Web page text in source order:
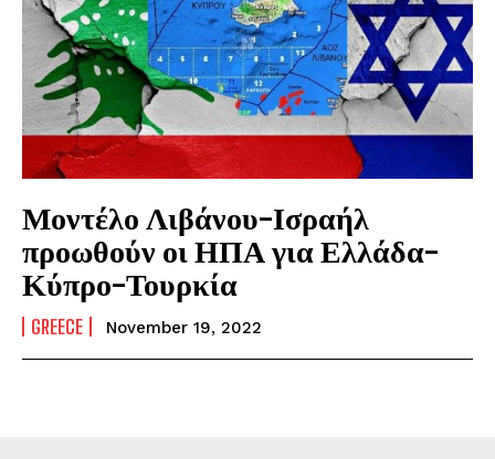
Μοντέλο Λιβάνου-Ισραήλ
προωθούν οι ΗΠΑ για Ελλάδα-
Κύπρο-Τουρκία
GREECE November 19, 2022